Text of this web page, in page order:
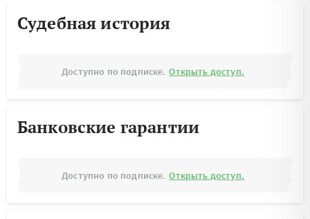
Судебная история
Доступно по подписке. Открыть доступ.
Банковские гарантии
Доступно по подписке. Открыть доступ.